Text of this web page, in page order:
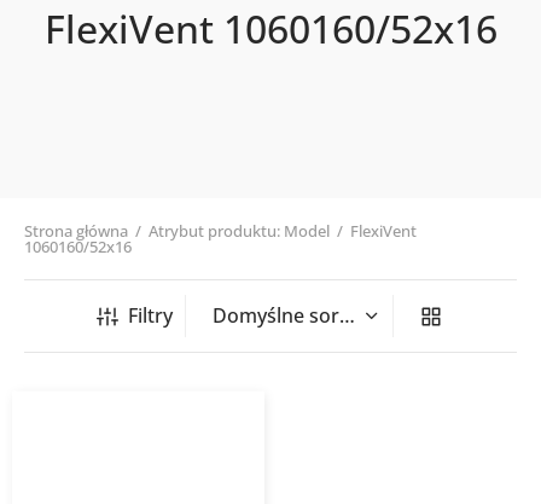
FlexiVent 1060160/52x16
Strona główna / Atrybut produktu: Model / FlexiVent
1060160/52x16
Filtry